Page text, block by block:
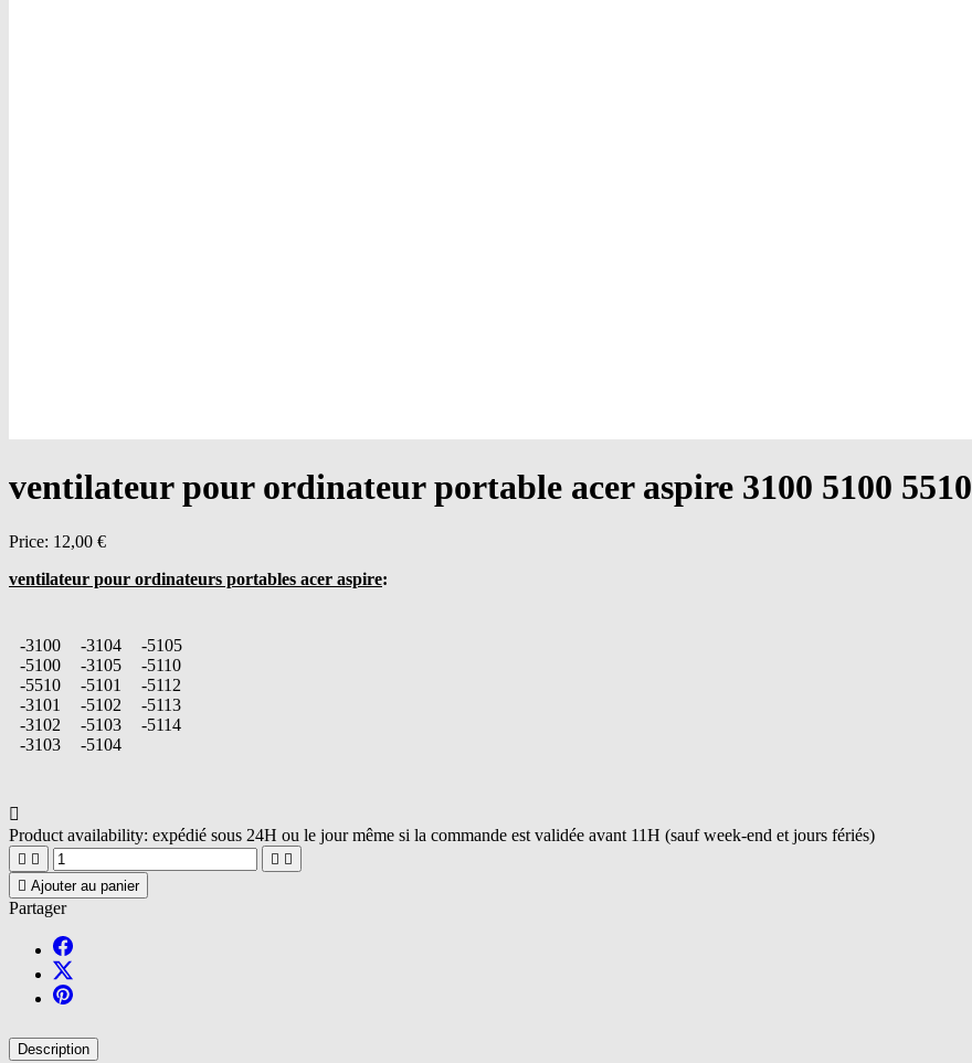
ventilateur pour ordinateur portable acer aspire 3100 5100 5510
Price: 12,00 €
ventilateur pour ordinateurs portables acer aspire:
-3100
-5100
-5510
-3101
-3102
-3103
-3104
-3105
-5101
-5102
-5103
-5104
-5105
-5110
-5112
-5113
-5114

Product availability: expédié sous 24H ou le jour même si la commande est validée avant 11H (sauf week-end et jours fériés)
   
 Ajouter au panier
Partager
Description